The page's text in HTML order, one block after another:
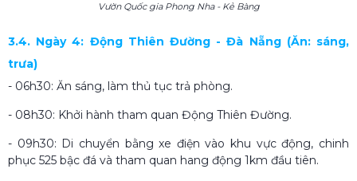
Vườn Quốc gia Phong Nha - Kẻ Bàng
3.4. Ngày 4: Động Thiên Đường - Đà Nẵng (Ăn: sáng,
trưa)
- 06h30: Ăn sáng, làm thủ tục trả phòng.
- 08h30: Khởi hành tham quan Động Thiên Đường.
- 09h30: Di chuyển bằng xe điện vào khu vực động, chinh
phục 525 bậc đá và tham quan hang động 1km đầu tiên.